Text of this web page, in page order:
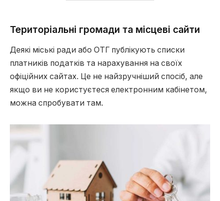
Територіальні громади та місцеві сайти
Деякі міські ради або ОТГ публікують списки
платників податків та нарахування на своїх
офіційних сайтах. Це не найзручніший спосіб, але
якщо ви не користуєтеся електронним кабінетом,
можна спробувати там.